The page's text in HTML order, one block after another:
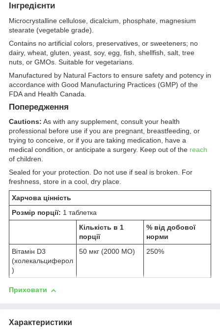
Інгредієнти
Microcrystalline cellulose, dicalcium, phosphate, magnesium
stearate (vegetable grade).
Contains no artificial colors, preservatives, or sweeteners; no
dairy, wheat, gluten, yeast, soy, egg, fish, shellfish, salt, tree
nuts, or GMOs. Suitable for vegetarians.
Manufactured by Natural Factors to ensure safety and potency in
accordance with Good Manufacturing Practices (GMP) of the
FDA and Health Canada.
Попередження
Cautions: As with any supplement, consult your health
professional before use if you are pregnant, breastfeeding, or
trying to conceive, or if you are taking medication, have a
medical condition, or anticipate a surgery. Keep out of the reach
of children.
Sealed for your protection. Do not use if seal is broken. For
freshness, store in a cool, dry place.
Харчова цінність
Розмір порції: 1 таблетка
Кількість в 1
порції
% від добової
норми
Вітамін D3
(холекальциферол
)
50 мкг (2000 МО) 250%
Приховати
Характеристики